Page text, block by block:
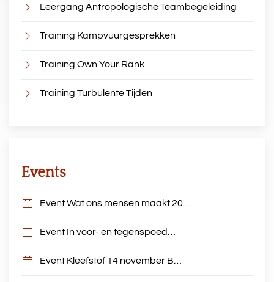
Leergang Antropologische Teambegeleiding
Training Kampvuurgesprekken
Training Own Your Rank
Training Turbulente Tijden
Events
Event Wat ons mensen maakt 20…
Event In voor- en tegenspoed…
Event Kleefstof 14 november B…